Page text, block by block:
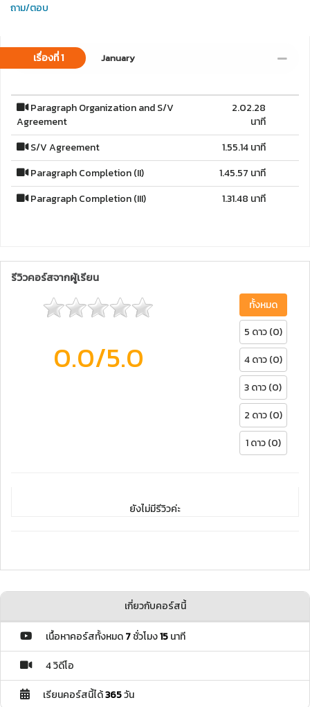
ถาม/ตอบ
เรื่องที่ 1 January
Paragraph Organization and S/V
Agreement
2.02.28
นาที
S/V Agreement
1.55.14 นาที
Paragraph Completion (II)
1.45.57 นาที
Paragraph Completion (III)
1.31.48 นาที
รีวิวคอร์สจากผู้เรียน
0.0/5.0
ทั้งหมด
5 ดาว (0)
4 ดาว (0)
3 ดาว (0)
2 ดาว (0)
1 ดาว (0)
ยังไม่มีรีวิวค่ะ
เกี่ยวกับคอร์สนี้
เนื้อหาคอร์สทั้งหมด7ชั่วโมง15นาที
4 วิดีโอ
เรียนคอร์สนี้ได้365วัน